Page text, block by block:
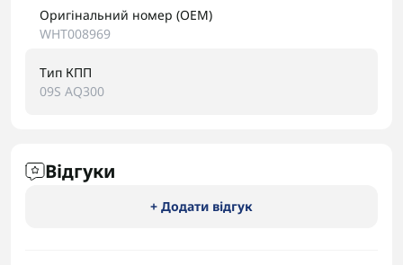
Оригінальний номер (OEM)
WHT008969
Тип КПП
09S AQ300
Відгуки
+ Додати відгук